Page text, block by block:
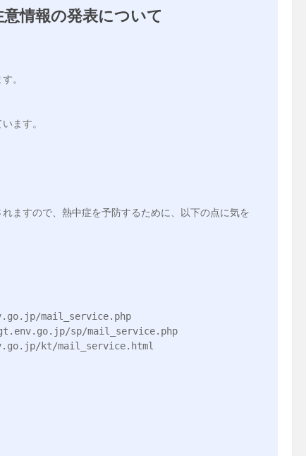
意情報の発表について
。
ます。
ますので、熱中症を予防するために、以下の点に気を
mail_service.php
sp/mail_service.php
kt/mail_service.html